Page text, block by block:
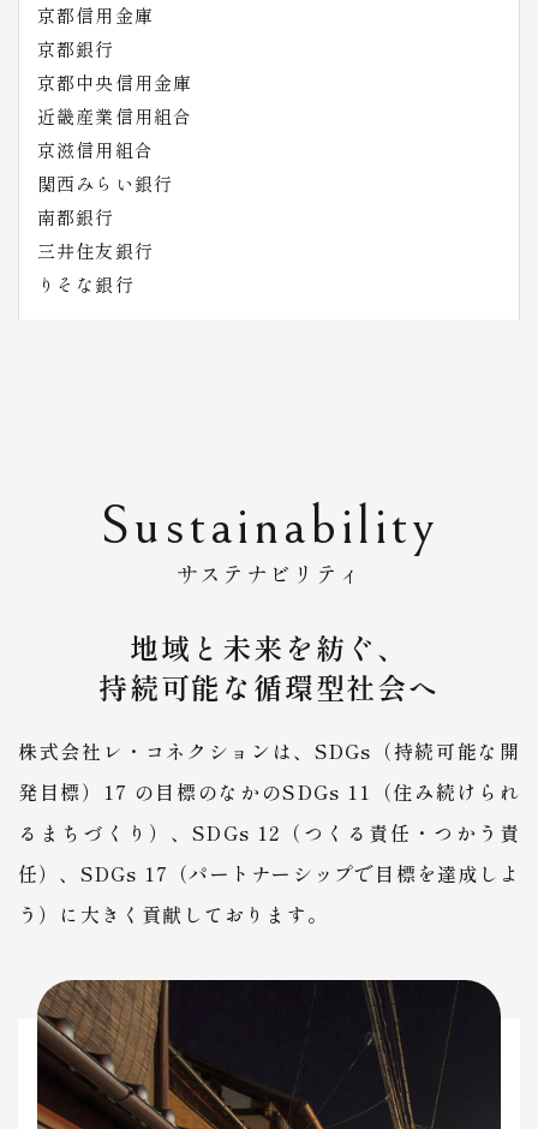
京都信用金庫
京都銀行
京都中央信用金庫
近畿産業信用組合
京滋信用組合
関西みらい銀行
南都銀行
三井住友銀行
りそな銀行
Sustainability
サステナビリティ
地域と未来を紡ぐ、
持続可能な循環型社会へ
株式会社レ・コネクションは、SDGs（持続可能な開
発目標）17 の目標のなかのSDGs 11（住み続けられ
るまちづくり）、SDGs 12（つくる責任・つかう責
任）、 ​​​​​​​SDGs 17（パートナーシップで目標を達成しよ
う）に大きく貢献しております。